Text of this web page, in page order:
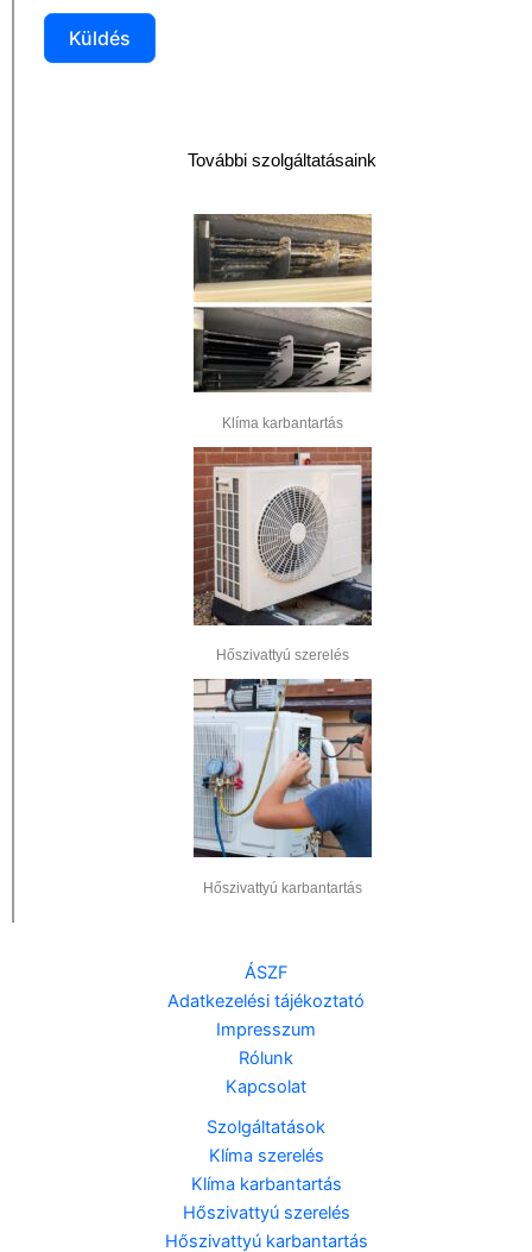
Küldés
További szolgáltatásaink
Klíma karbantartás
Hőszivattyú szerelés
Hőszivattyú karbantartás
ÁSZF
Adatkezelési tájékoztató
Impresszum
Rólunk
Kapcsolat
Szolgáltatások
Klíma szerelés
Klíma karbantartás
Hőszivattyú szerelés
Hőszivattyú karbantartás